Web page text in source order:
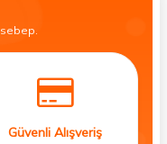
Güvenli Alışveriş